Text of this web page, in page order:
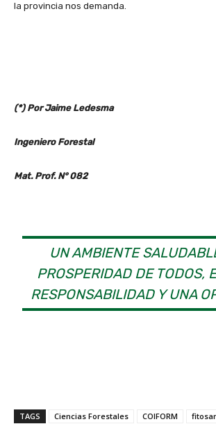
la provincia nos demanda.
(*) Por Jaime Ledesma
Ingeniero Forestal
Mat. Prof. N° 082
UN AMBIENTE
PROSPERIDAD DE TODOS,
RESPONSABILIDAD Y UNA
TAGS Ciencias Forestales COIFORM